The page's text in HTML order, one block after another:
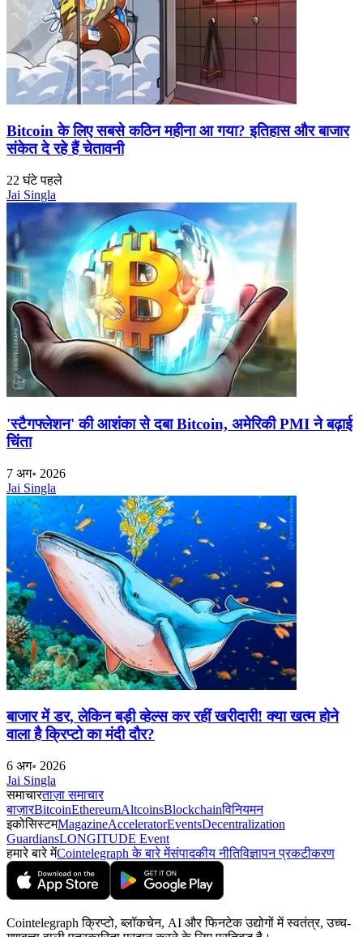
Bitcoin के लिए सबसे कठिन महीना आ गया? इतिहास और बाजार
संकेत दे रहे हैं चेतावनी
22 घंटे पहले
Jai Singla
'स्टैगफ्लेशन' की आशंका से दबा Bitcoin, अमेरिकी PMI ने बढ़ाई
चिंता
7 अग॰ 2026
Jai Singla
बाजार में डर, लेकिन बड़ी व्हेल्स कर रहीं खरीदारी! क्या खत्म होने
वाला है क्रिप्टो का मंदी दौर?
6 अग॰ 2026
Jai Singla
समाचारताज़ा समाचार
बाज़ारBitcoinEthereumAltcoinsBlockchainविनियमन
इकोसिस्टमMagazineAcceleratorEventsDecentralization
GuardiansLONGITUDE Event
हमारे बारे मेंCointelegraph के बारे मेंसंपादकीय नीतिविज्ञापन प्रकटीकरण
Cointelegraph क्रिप्टो, ब्लॉकचेन, AI और फिनटेक उद्योगों में स्वतंत्र, उच्च-